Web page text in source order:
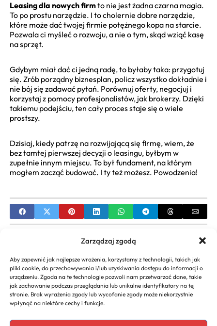
Zarządzaj zgodą
Aby zapewnić jak najlepsze wrażenia, korzystamy z technologii, takich jak
pliki cookie, do przechowywania i/lub uzyskiwania dostępu do informacji o
urządzeniu. Zgoda na te technologie pozwoli nam przetwarzać dane, takie
jak zachowanie podczas przeglądania lub unikalne identyfikatory na tej
stronie. Brak wyrażenia zgody lub wycofanie zgody może niekorzystnie
wpłynąć na niektóre cechy i funkcje.
Leasing dla nowych firmto nie jest żadna czarna magia.
To po prostu narzędzie. I to cholernie dobre narzędzie,
które może dać twojej firmie potężnego kopa na starcie.
Pozwala ci myśleć o rozwoju, a nie o tym, skąd wziąć kasę
na sprzęt.
Gdybym miał dać ci jedną radę, to byłaby taka: przygotuj
się. Zrób porządny biznesplan, policz wszystko dokładnie i
nie bój się zadawać pytań. Porównuj oferty, negocjuj i
korzystaj z pomocy profesjonalistów, jak brokerzy. Dzięki
takiemu podejściu, ten cały proces staje się o wiele
prostszy.
Dzisiaj, kiedy patrzę na rozwijającą się firmę, wiem, że
bez tamtej pierwszej decyzji o leasingu, byłbym w
zupełnie innym miejscu. To był fundament, na którym
mogłem zacząć budować. I ty też możesz. Powodzenia!
Przelicznik Wynagrodzenia Umowy o Pracę |
Kalkulator Brutto-Netto
NEXT
Jak Założyć Firmę Ochroniarską w Polsce:
Przewodnik i Koncesja MSWiA